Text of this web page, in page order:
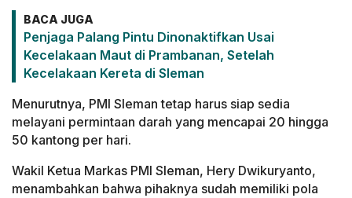
BACA JUGA
Penjaga Palang Pintu Dinonaktifkan Usai
Kecelakaan Maut di Prambanan, Setelah
Kecelakaan Kereta di Sleman
Menurutnya, PMI Sleman tetap harus siap sedia
melayani permintaan darah yang mencapai 20 hingga
50 kantong per hari.
Wakil Ketua Markas PMI Sleman, Hery Dwikuryanto,
menambahkan bahwa pihaknya sudah memiliki pola